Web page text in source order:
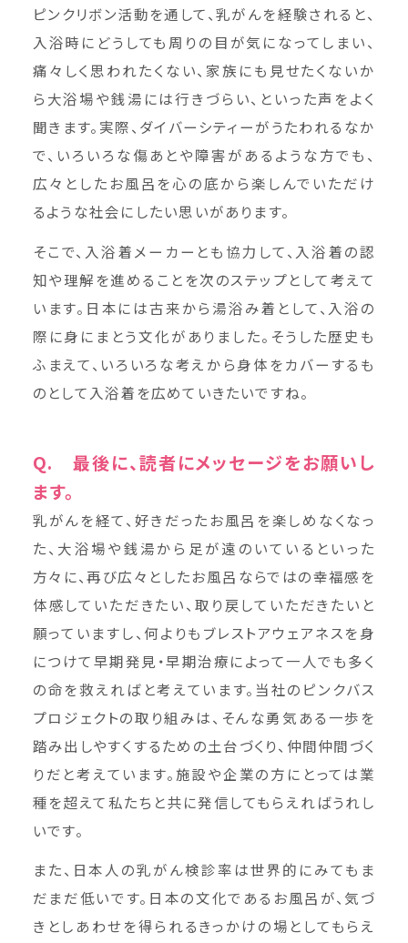
ピンクリボン活動を通して、乳がんを経験されると、
入浴時にどうしても周りの目が気になってしまい、
痛々しく思われたくない、家族にも見せたくないか
ら大浴場や銭湯には行きづらい、といった声をよく
聞きます。実際、ダイバーシティーがうたわれるなか
で、いろいろな傷あとや障害があるような方でも、
広々としたお風呂を心の底から楽しんでいただけ
るような社会にしたい思いがあります。
そこで、入浴着メーカーとも協力して、入浴着の認
知や理解を進めることを次のステップとして考えて
います。日本には古来から湯浴み着として、入浴の
際に身にまとう文化がありました。そうした歴史も
ふまえて、いろいろな考えから身体をカバーするも
のとして入浴着を広めていきたいですね。
Q. 最後に、読者にメッセージをお願いし
ます。
乳がんを経て、好きだったお風呂を楽しめなくなっ
た、大浴場や銭湯から足が遠のいているといった
方々に、再び広々としたお風呂ならではの幸福感を
体感していただきたい、取り戻していただきたいと
願っていますし、何よりもブレストアウェアネスを身
につけて早期発見・早期治療によって一人でも多く
の命を救えればと考えています。当社のピンクバス
プロジェクトの取り組みは、そんな勇気ある一歩を
踏み出しやすくするための土台づくり、仲間仲間づく
りだと考えています。施設や企業の方にとっては業
種を超えて私たちと共に発信してもらえればうれし
いです。
また、日本人の乳がん検診率は世界的にみてもま
だまだ低いです。日本の文化であるお風呂が、気づ
きとしあわせを得られるきっかけの場としてもらえ